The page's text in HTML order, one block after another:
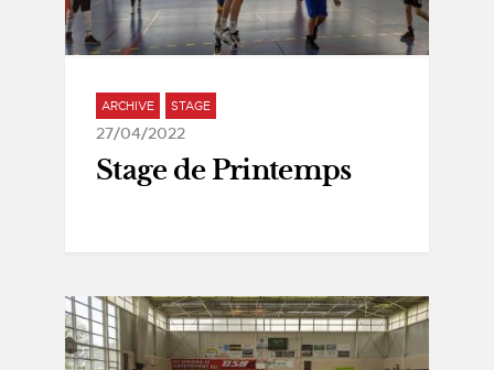
ARCHIVE STAGE
27/04/2022
Stage de Printemps